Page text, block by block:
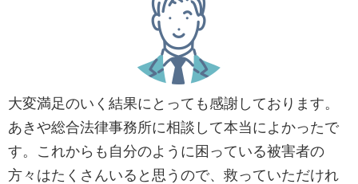
大変満足のいく結果にとっても感謝しております。
あきや総合法律事務所に相談して本当によかったで
す。これからも自分のように困っている被害者の
方々はたくさんいると思うので、救っていただけれ